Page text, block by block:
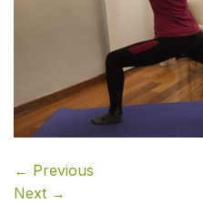
← Previous
Next →